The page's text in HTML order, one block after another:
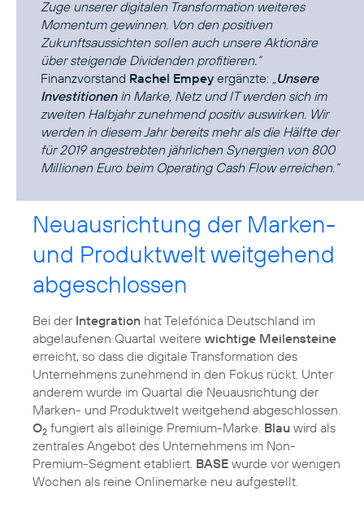
Zuge unserer digitalen Transformation weiteres
Momentum gewinnen. Von den positiven
Zukunftsaussichten sollen auch unsere Aktionäre
über steigende Dividenden profitieren.“
Finanzvorstand Rachel Empey ergänzte: „Unsere
Investitionenin Marke, Netz und IT werden sich im
zweiten Halbjahr zunehmend positiv auswirken. Wir
werden in diesem Jahr bereits mehr als die Hälfte der
für 2019 angestrebten jährlichen Synergien von 800
Millionen Euro beim Operating Cash Flow erreichen.“
Neuausrichtung der Marken-
und Produktwelt weitgehend
abgeschlossen
Bei der Integration hat Telefónica Deutschland im
abgelaufenen Quartal weitere wichtige Meilensteine
erreicht, so dass die digitale Transformation des
Unternehmens zunehmend in den Fokus rückt. Unter
anderem wurde im Quartal die Neuausrichtung der
Marken- und Produktwelt weitgehend abgeschlossen.
O2 fungiert als alleinige Premium-Marke. Blau wird als
zentrales Angebot des Unternehmens im Non-
Premium-Segment etabliert. BASE wurde vor wenigen
Wochen als reine Onlinemarke neu aufgestellt.